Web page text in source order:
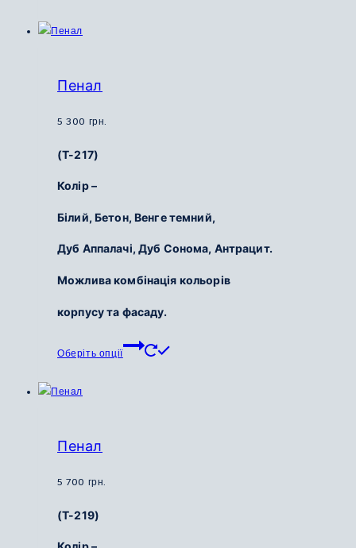
Пенал
5 300 грн.
(Т-217)
Колір –
Білий, Бетон, Венге темний,
Дуб Аппалачі, Дуб Сонома, Антрацит.
Можлива комбінація кольорів
корпусу та фасаду.
Оберіть опції
Цей
Пенал
5 700 грн.
(Т-219)